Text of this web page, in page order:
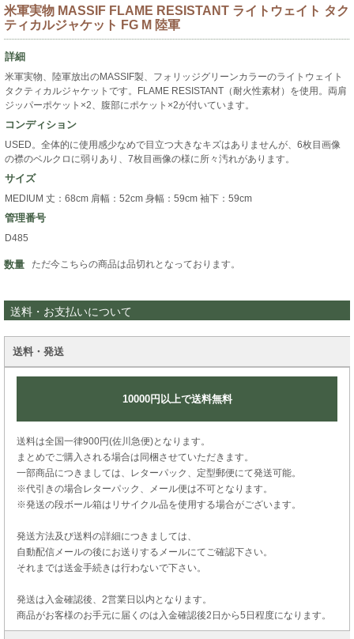
米軍実物 MASSIF FLAME RESISTANT ライトウェイト タク
ティカルジャケット FG M 陸軍
詳細
米軍実物、陸軍放出のMASSIF製、フォリッジグリーンカラーのライトウェイト
タクティカルジャケットです。FLAME RESISTANT（耐火性素材）を使用。両肩
ジッパーポケット×2、腹部にポケット×2が付いています。
コンディション
USED。全体的に使用感少なめで目立つ大きなキズはありませんが、6枚目画像
の襟のベルクロに弱りあり、7枚目画像の様に所々汚れがあります。
サイズ
MEDIUM 丈：68cm 肩幅：52cm 身幅：59cm 袖下：59cm
管理番号
D485
数量 ただ今こちらの商品は品切れとなっております。
送料・お支払いについて
送料・発送
10000円以上で送料無料
送料は全国一律900円(佐川急便)となります。
まとめでご購入される場合は同梱させていただきます。
一部商品につきましては、レターパック、定型郵便にて発送可能。
※代引きの場合レターパック、メール便は不可となります。
※発送の段ボール箱はリサイクル品を使用する場合がございます。
発送方法及び送料の詳細につきましては、
自動配信メールの後にお送りするメールにてご確認下さい。
それまでは送金手続きは行わないで下さい。
発送は入金確認後、2営業日以内となります。
商品がお客様のお手元に届くのは入金確認後2日から5日程度になります。